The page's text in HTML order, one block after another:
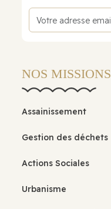
NOS MISSIONS
Assainissement
Gestion des déchets
Actions Sociales
Urbanisme